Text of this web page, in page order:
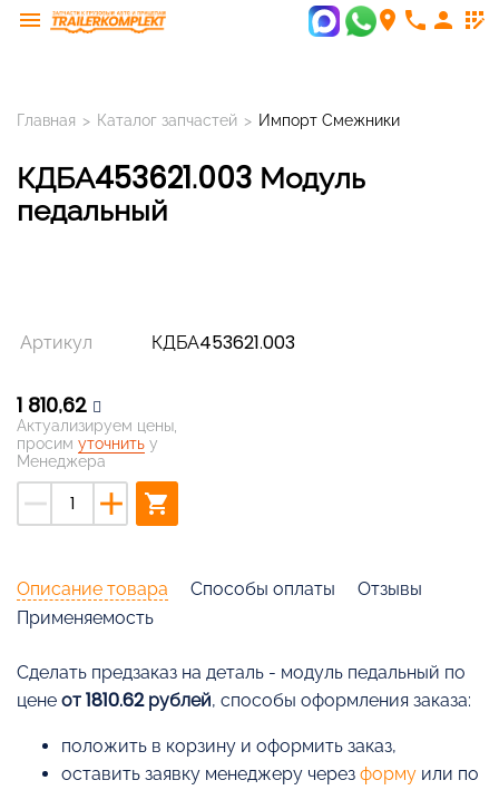
menu room phone person app_registration
Главная > Каталог запчастей > Импорт Смежники
КДБА453621.003 Модуль
педальный
Артикул КДБА453621.003
1 810,62
Актуализируем цены,
просим уточнить у
Менеджера
remove add shopping_cart
Описание товара Способы оплаты
Отзывы
Применяемость
Cделать предзаказ на деталь - модуль педальный по
цене от 1810.62 рублей, способы оформления заказа:
положить в корзину и оформить заказ,
оставить заявку менеджеру через форму или по